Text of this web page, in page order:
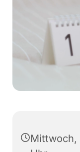
Mittwoch,